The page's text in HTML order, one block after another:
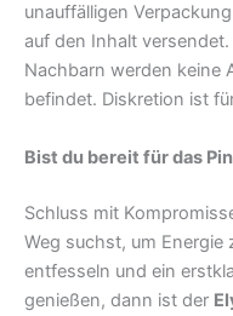
unauffälligen
auf den Inhalt
Nachbarn werden keine
befindet. Diskretion ist
Bist du bereit für das
Schluss mit
Weg suchst, um Energie
entfesseln und ein
genießen, dann ist der